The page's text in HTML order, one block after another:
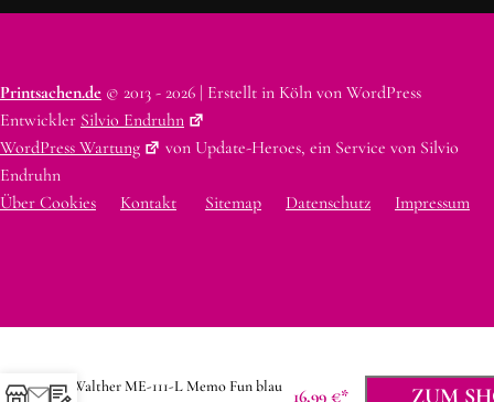
Printsachen.de © 2013 - 2026 | Erstellt in Köln von WordPress
Entwickler Silvio Endruhn
WordPress Wartung
von Update-Heroes, ein Service von Silvio
Endruhn
Über Cookies
Kontakt Sitemap Datenschutz Impressum
Walther ME-111-L Memo Fun blau
16,99 € ZUM